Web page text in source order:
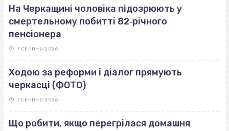
На Черкащині чоловіка підозрюють у
смертельному побитті 82‐річного
пенсіонера
7 СЕРПНЯ 2026
Ходою за реформи і діалог прямують
черкасці (ФОТО)
7 СЕРПНЯ 2026
Що робити, якщо перегрілася домашня